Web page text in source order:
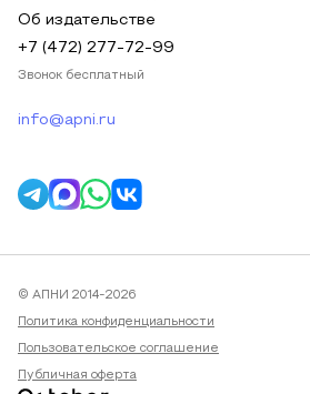
Об издательстве
+7 (472) 277-72-99
Звонок бесплатный
info@apni.ru
© АПНИ 2014-2026
Политика конфиденциальности
Пользовательское соглашение
Публичная оферта